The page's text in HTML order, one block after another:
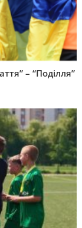
– “Поділля”